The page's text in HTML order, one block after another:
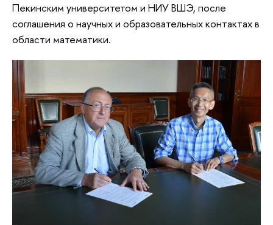
Пекинским университетом и НИУ ВШЭ, после
соглашения о научных и образовательных контактах в
области математики.